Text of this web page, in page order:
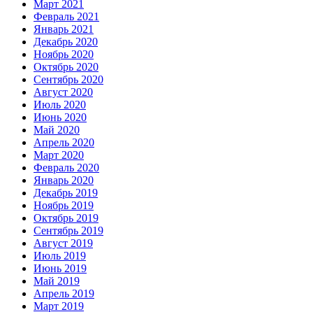
Март 2021
Февраль 2021
Январь 2021
Декабрь 2020
Ноябрь 2020
Октябрь 2020
Сентябрь 2020
Август 2020
Июль 2020
Июнь 2020
Май 2020
Апрель 2020
Март 2020
Февраль 2020
Январь 2020
Декабрь 2019
Ноябрь 2019
Октябрь 2019
Сентябрь 2019
Август 2019
Июль 2019
Июнь 2019
Май 2019
Апрель 2019
Март 2019